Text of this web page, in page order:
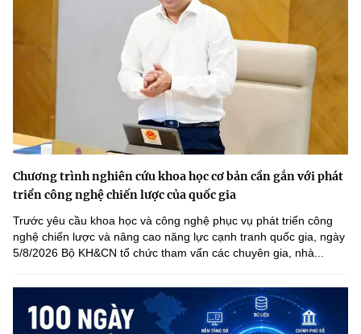
Chương trình nghiên cứu khoa học cơ bản cần gắn với phát
triển công nghệ chiến lược của quốc gia
Trước yêu cầu khoa học và công nghệ phục vụ phát triển công
nghệ chiến lược và nâng cao năng lực cạnh tranh quốc gia, ngày
5/8/2026 Bộ KH&CN tổ chức tham vấn các chuyên gia, nhà...